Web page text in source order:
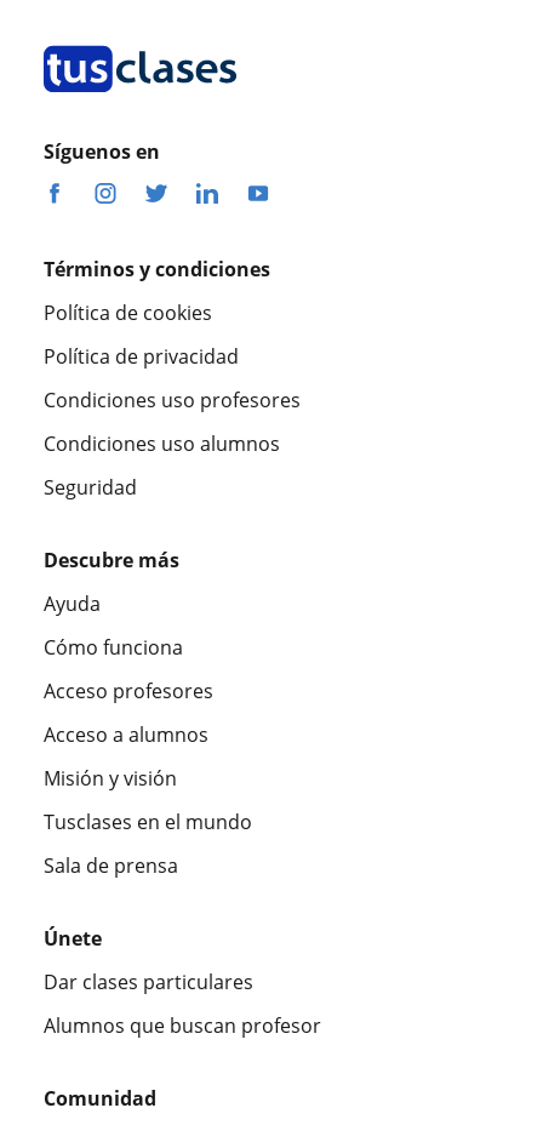
Síguenos en
Términos y condiciones
Política de cookies
Política de privacidad
Condiciones uso profesores
Condiciones uso alumnos
Seguridad
Descubre más
Ayuda
Cómo funciona
Acceso profesores
Acceso a alumnos
Misión y visión
Tusclases en el mundo
Sala de prensa
Únete
Dar clases particulares
Alumnos que buscan profesor
Comunidad